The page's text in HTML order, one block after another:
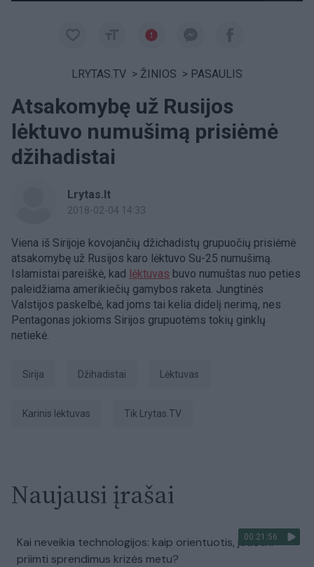
LRYTAS.TV > ŽINIOS > PASAULIS
Atsakomybę už Rusijos
lėktuvo numušimą prisiėmė
džihadistai
Lrytas.lt
2018-02-04 14:33
Viena iš Sirijoje kovojančių džichadistų grupuočių prisiėmė
atsakomybę už Rusijos karo lėktuvo Su-25 numušimą.
Islamistai pareiškė, kad lėktuvas buvo numuštas nuo peties
paleidžiama amerikiečių gamybos raketa. Jungtinės
Valstijos paskelbė, kad joms tai kelia didelį nerimą, nes
Pentagonas jokioms Sirijos grupuotėms tokių ginklų
netiekė.
Sirija džihadistai Lėktuvas
karinis lėktuvas tik Lrytas.TV
Naujausi įrašai
00:21:56
Kai neveikia technologijos: kaip orientuotis, judėti ir
priimti sprendimus krizės metu?